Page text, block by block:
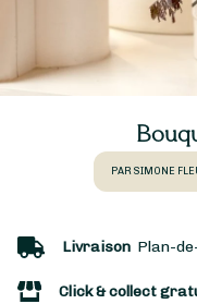
PAR SIMONE
Livraison Plan-
Click & collect